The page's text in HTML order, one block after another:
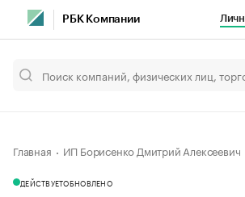
РБК Компании
Главная ИП Борисенко Дмитрий Алексеевич
ДЕЙСТВУЕТОБНОВЛЕНО